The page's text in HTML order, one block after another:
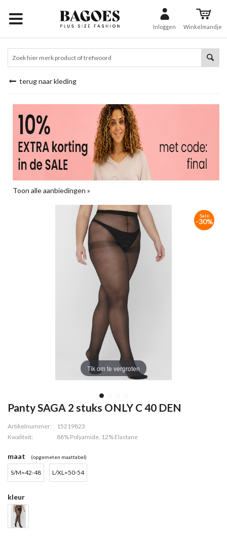
Inloggen Winkelmandje
terug naar kleding
Toon alle aanbiedingen »
Tik om te vergroten
Sale
-30%
Panty SAGA 2 stuks ONLY C 40 DEN
Artikelnummer:
15219823
Kwaliteit:
88% Polyamide, 12% Elastane
maat (opgemeten maattabel)
S/M=42-48 L/XL=50-54
kleur